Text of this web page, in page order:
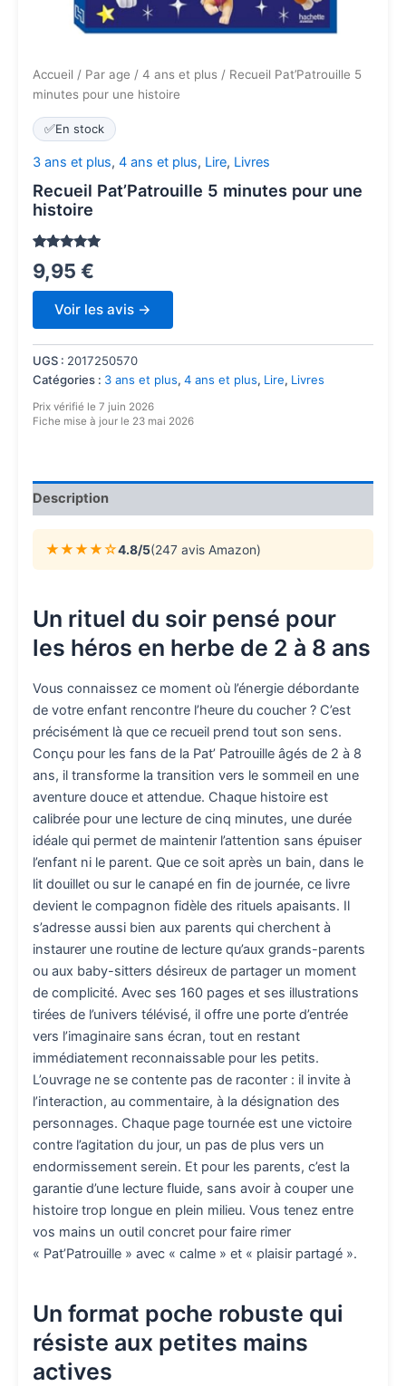
Accueil / Par age / 4 ans et plus / Recueil Pat’Patrouille 5
minutes pour une histoire
✅En stock
3 ans et plus, 4 ans et plus, Lire, Livres
Recueil Pat’Patrouille 5 minutes pour une
histoire
sur 5
basé sur
notations
client
9,95 €
Voir les avis →
UGS : 2017250570
Catégories : 3 ans et plus, 4 ans et plus, Lire, Livres
Prix vérifié le 7 juin 2026
Fiche mise à jour le 23 mai 2026
Description
★★★★☆4.8/5(247 avis Amazon)
Un rituel du soir pensé pour
les héros en herbe de 2 à 8 ans
Vous connaissez ce moment où l’énergie débordante
de votre enfant rencontre l’heure du coucher ? C’est
précisément là que ce recueil prend tout son sens.
Conçu pour les fans de la Pat’ Patrouille âgés de 2 à 8
ans, il transforme la transition vers le sommeil en une
aventure douce et attendue. Chaque histoire est
calibrée pour une lecture de cinq minutes, une durée
idéale qui permet de maintenir l’attention sans épuiser
l’enfant ni le parent. Que ce soit après un bain, dans le
lit douillet ou sur le canapé en fin de journée, ce livre
devient le compagnon fidèle des rituels apaisants. Il
s’adresse aussi bien aux parents qui cherchent à
instaurer une routine de lecture qu’aux grands-parents
ou aux baby-sitters désireux de partager un moment
de complicité. Avec ses 160 pages et ses illustrations
tirées de l’univers télévisé, il offre une porte d’entrée
vers l’imaginaire sans écran, tout en restant
immédiatement reconnaissable pour les petits.
L’ouvrage ne se contente pas de raconter : il invite à
l’interaction, au commentaire, à la désignation des
personnages. Chaque page tournée est une victoire
contre l’agitation du jour, un pas de plus vers un
endormissement serein. Et pour les parents, c’est la
garantie d’une lecture fluide, sans avoir à couper une
histoire trop longue en plein milieu. Vous tenez entre
vos mains un outil concret pour faire rimer
« Pat’Patrouille » avec « calme » et « plaisir partagé ».
Un format poche robuste qui
résiste aux petites mains
actives